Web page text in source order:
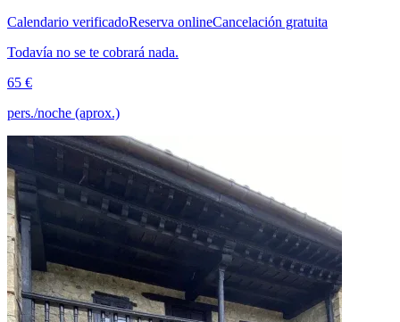
Calendario verificadoReserva onlineCancelación gratuita
Todavía no se te cobrará nada.
65 €
pers./noche (aprox.)